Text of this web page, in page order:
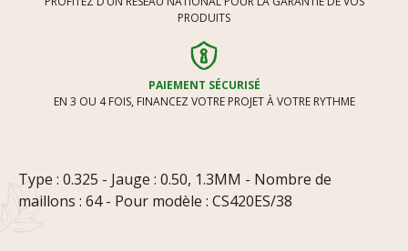
PRODUITS
PAIEMENT SÉCURISÉ
EN 3 OU 4 FOIS, FINANCEZ VOTRE PROJET À VOTRE RYTHME
Type : 0.325 - Jauge : 0.50, 1.3MM - Nombre de
maillons : 64 - Pour modèle : CS420ES/38